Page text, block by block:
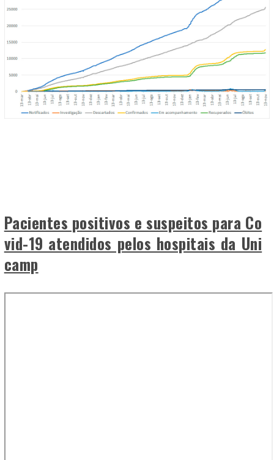
Pacientes positivos e suspeitos para Co
vid-19 atendidos pelos hospitais da Uni
camp